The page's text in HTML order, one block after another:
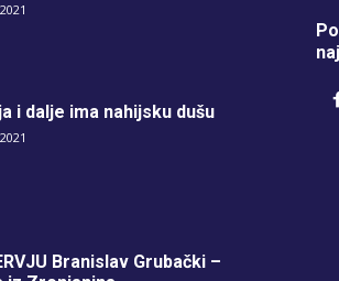
i dalje ima nahijsku dušu
Branislav Grubački –